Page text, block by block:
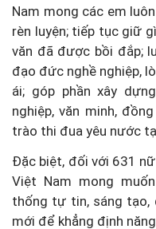
Nam mong các em
rèn luyện; tiếp tục giữ
văn đã được bồi đắp;
đạo đức nghề nghiệp,
ái; góp phần xây
nghiệp, văn minh,
trào thi đua yêu nước
Đặc biệt, đối với 631
Việt Nam mong
thống tự tin, sáng tạo,
mới để khẳng định